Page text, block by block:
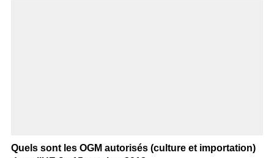
Quels sont les OGM autorisés (culture et importation)